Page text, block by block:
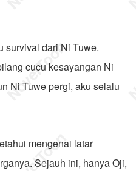
survival dari Ni Tuwe.
cucu kesayangan Ni
Ni Tuwe pergi, aku selalu
mengenai latar
Sejauh ini, hanya Oji,